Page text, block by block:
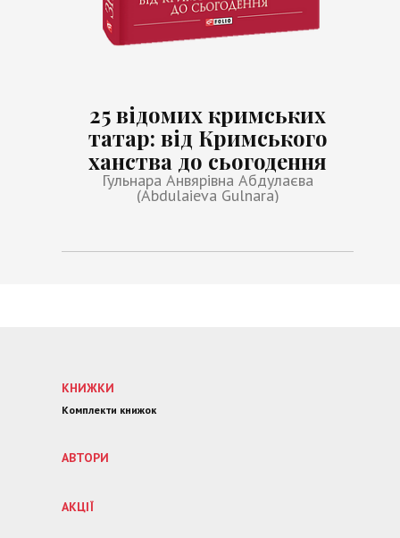
25 відомих кримських
татар: від Кримського
ханства до сьогодення
Гульнара Анвярівна Абдулаєва
(Abdulaieva Gulnara)
КНИЖКИ
Комплекти книжок
АВТОРИ
АКЦІЇ